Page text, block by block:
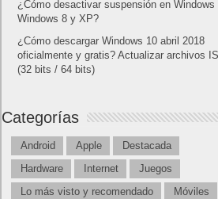
¿Cómo desactivar suspensión en Windows
Windows 8 y XP?
¿Cómo descargar Windows 10 abril 2018
oficialmente y gratis? Actualizar archivos
(32 bits / 64 bits)
Categorías
Android Apple
Destacada
Hardware
Internet
Juegos
Lo más visto y recomendado
Móviles